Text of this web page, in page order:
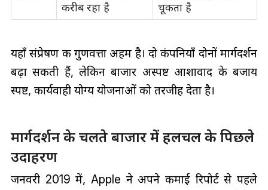
करीब रहा है
चूकता है
यहाँ संप्रेषण की गुणवत्ता अहम है। दो कंपनियाँ दोनों मार्गदर्शन
बढ़ा सकती हैं, लेकिन बाजार अस्पष्ट आशावाद के बजाय
स्पष्ट, कार्यवाही योग्य योजनाओं को तरजीह देता है।
मार्गदर्शन के चलते बाजार में हलचल के पिछले
उदाहरण
जनवरी 2019 में, Apple ने अपने कमाई रिपोर्ट से पहले